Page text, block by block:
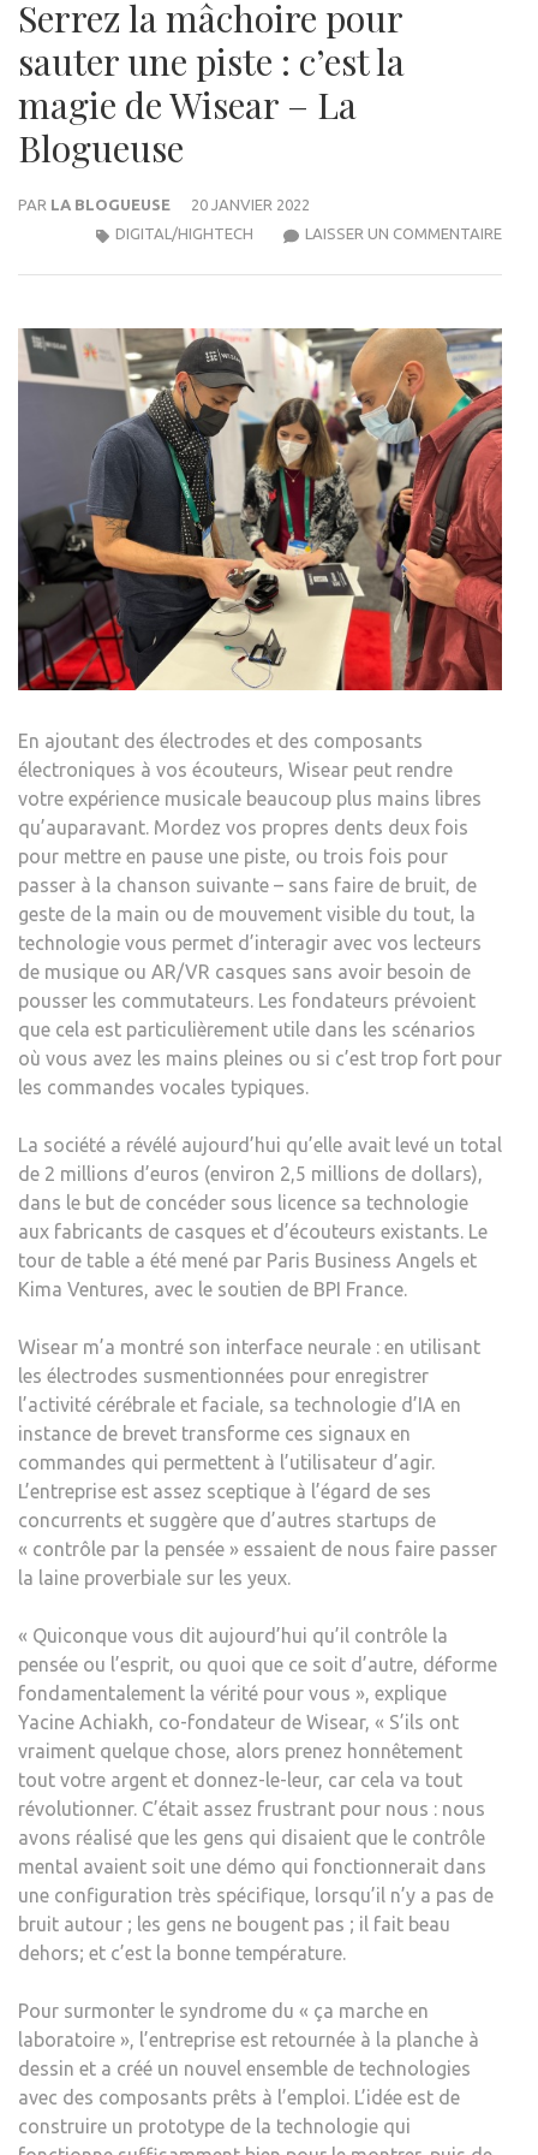
Serrez la mâchoire pour
sauter une piste : c’est la
magie de Wisear – La
Blogueuse
PAR LA BLOGUEUSE
20 JANVIER 2022
LAISSER UN COMMENTAIRE
UNE
:
DE
–
LA
DIGITAL/HIGHTECH
En ajoutant des électrodes et des composants
électroniques à vos écouteurs, Wisear peut rendre
votre expérience musicale beaucoup plus mains libres
qu’auparavant. Mordez vos propres dents deux fois
pour mettre en pause une piste, ou trois fois pour
passer à la chanson suivante – sans faire de bruit, de
geste de la main ou de mouvement visible du tout, la
technologie vous permet d’interagir avec vos lecteurs
de musique ou AR/VR casques sans avoir besoin de
pousser les commutateurs. Les fondateurs prévoient
que cela est particulièrement utile dans les scénarios
où vous avez les mains pleines ou si c’est trop fort pour
les commandes vocales typiques.
La société a révélé aujourd’hui qu’elle avait levé un total
de 2 millions d’euros (environ 2,5 millions de dollars),
dans le but de concéder sous licence sa technologie
aux fabricants de casques et d’écouteurs existants. Le
tour de table a été mené par Paris Business Angels et
Kima Ventures, avec le soutien de BPI France.
Wisear m’a montré son interface neurale : en utilisant
les électrodes susmentionnées pour enregistrer
l’activité cérébrale et faciale, sa technologie d’IA en
instance de brevet transforme ces signaux en
commandes qui permettent à l’utilisateur d’agir.
L’entreprise est assez sceptique à l’égard de ses
concurrents et suggère que d’autres startups de
« contrôle par la pensée » essaient de nous faire passer
la laine proverbiale sur les yeux.
« Quiconque vous dit aujourd’hui qu’il contrôle la
pensée ou l’esprit, ou quoi que ce soit d’autre, déforme
fondamentalement la vérité pour vous », explique
Yacine Achiakh, co-fondateur de Wisear, « S’ils ont
vraiment quelque chose, alors prenez honnêtement
tout votre argent et donnez-le-leur, car cela va tout
révolutionner. C’était assez frustrant pour nous : nous
avons réalisé que les gens qui disaient que le contrôle
mental avaient soit une démo qui fonctionnerait dans
une configuration très spécifique, lorsqu’il n’y a pas de
bruit autour ; les gens ne bougent pas ; il fait beau
dehors; et c’est la bonne température.
Pour surmonter le syndrome du « ça marche en
laboratoire », l’entreprise est retournée à la planche à
dessin et a créé un nouvel ensemble de technologies
avec des composants prêts à l’emploi. L’idée est de
construire un prototype de la technologie qui